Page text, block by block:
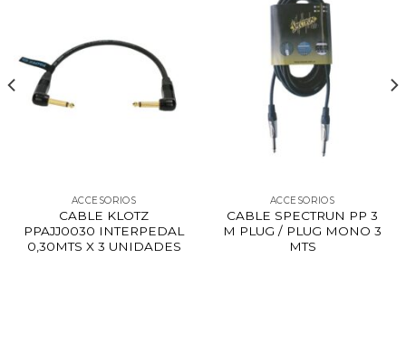
ACCESORIOS
CABLE KLOTZ
PPAJJ0030 INTERPEDAL
0,30MTS X 3 UNIDADES
ACCESORIOS
CABLE SPECTRUN PP 3
M PLUG / PLUG MONO 3
MTS